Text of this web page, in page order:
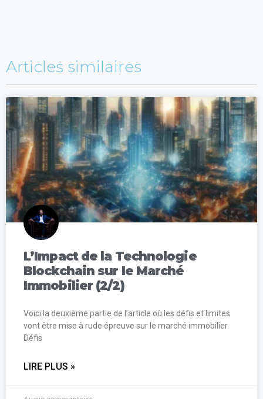
Articles similaires
L’Impact de la Technologie
Blockchain sur le Marché
Immobilier (2/2)
Voici la deuxième partie de l’article où les défis et limites
vont être mise à rude épreuve sur le marché immobilier.
Défis
LIRE PLUS »